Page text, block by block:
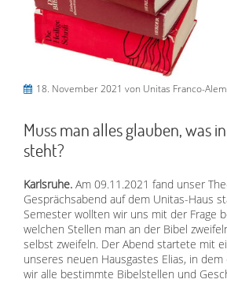
18. November 2021 von Unitas Franco-
Muss man alles glauben, was
steht?
Karlsruhe. Am 09.11.2021 fand unser
Gesprächsabend auf dem Unitas-Haus
Semester wollten wir uns mit der Frage
welchen Stellen man an der Bibel
selbst zweifeln. Der Abend startete mit
unseres neuen Hausgastes Elias, in
wir alle bestimmte Bibelstellen und